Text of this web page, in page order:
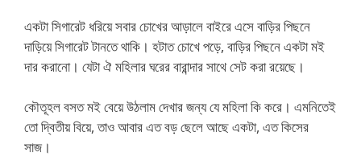
একটা সিগারেট ধরিয়ে সবার চোখের আড়ালে বাইরে এসে বাড়ির পিছনে
দাড়িয়ে সিগারেট টানতে থাকি। হটাত চোখে পড়ে, বাড়ির পিছনে একটা মই
দার করানো। যেটা ঐ মহিলার ঘরের বারান্দার সাথে সেট করা রয়েছে।
কৌতূহল বসত মই বেয়ে উঠলাম দেখার জন্য যে মহিলা কি করে। এমনিতেই
তো দ্বিতীয় বিয়ে, তাও আবার এত বড় ছেলে আছে একটা, এত কিসের
সাজ।